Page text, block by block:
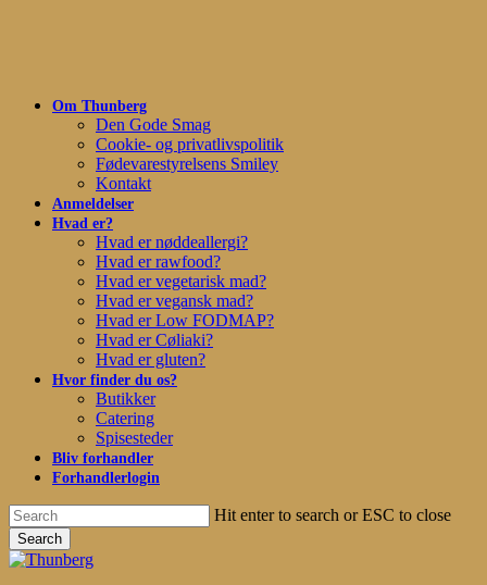
Om Thunberg
Den Gode Smag
Cookie- og privatlivspolitik
Fødevarestyrelsens Smiley
Kontakt
Anmeldelser
Hvad er?
Hvad er nøddeallergi?
Hvad er rawfood?
Hvad er vegetarisk mad?
Hvad er vegansk mad?
Hvad er Low FODMAP?
Hvad er Cøliaki?
Hvad er gluten?
Hvor finder du os?
Butikker
Catering
Spisesteder
Bliv forhandler
Forhandlerlogin
Hit enter to search or ESC to close
Search
Close